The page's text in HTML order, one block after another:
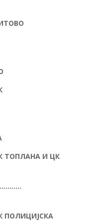
ТОПЛАНА И ЦК
ПОЛИЦИЈСКА